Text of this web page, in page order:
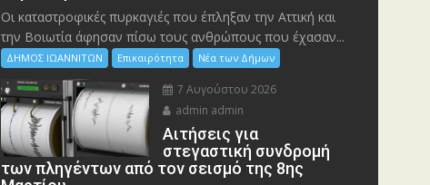
Οι καταστροφικές πυρκαγιές που έπληξαν την Αττική και
την Bοιωτία άφησαν πίσω τους ανθρώπους που έχασαν...
ΔΗΜΟΣ ΙΩΑΝΝΙΤΩΝ Επικαιρότητα Νέα των Δήμων
7 Αυγούστου 2026
admin admin
Αιτήσεις για
στεγαστική συνδρομή
των πληγέντων από τον σεισμό της 8ης